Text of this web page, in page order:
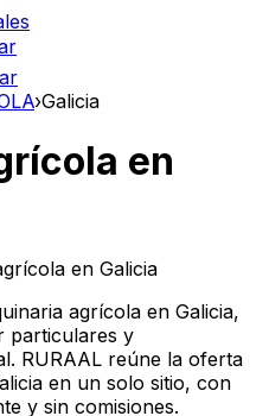
›Galicia
en
en Galicia
agrícola en Galicia,
particulares y
RURAAL reúne la oferta
en un solo sitio, con
y sin comisiones.